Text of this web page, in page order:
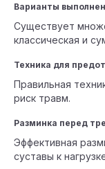
Варианты
Существует
классическая и
Техника для
Правильная
риск травм.
Разминка перед
Эффективная
суставы к